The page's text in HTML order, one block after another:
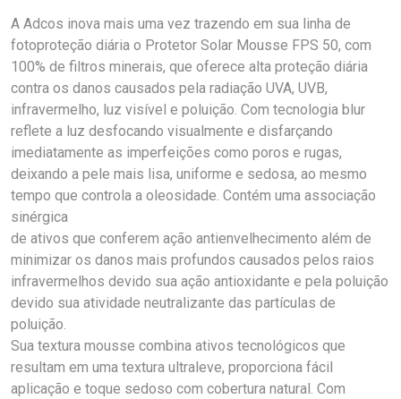
A Adcos inova mais uma vez trazendo em sua linha de
fotoproteção diária o Protetor Solar Mousse FPS 50, com
100% de filtros minerais, que oferece alta proteção diária
contra os danos causados pela radiação UVA, UVB,
infravermelho, luz visível e poluição. Com tecnologia blur
reflete a luz desfocando visualmente e disfarçando
imediatamente as imperfeições como poros e rugas,
deixando a pele mais lisa, uniforme e sedosa, ao mesmo
tempo que controla a oleosidade. Contém uma associação
sinérgica
de ativos que conferem ação antienvelhecimento além de
minimizar os danos mais profundos causados pelos raios
infravermelhos devido sua ação antioxidante e pela poluição
devido sua atividade neutralizante das partículas de
poluição.
Sua textura mousse combina ativos tecnológicos que
resultam em uma textura ultraleve, proporciona fácil
aplicação e toque sedoso com cobertura natural. Com